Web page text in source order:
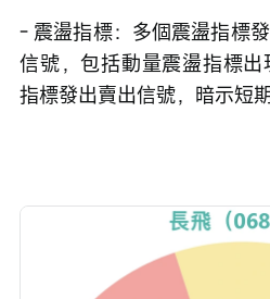
- 震盪指標：多個震盪指標
信號，包括動量震盪指標
指標發出賣出信號，暗示短